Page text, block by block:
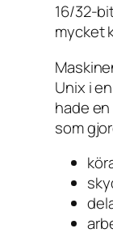
16/32-
mycket
Unix i
hade
som